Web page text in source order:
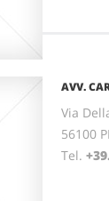
AVV.
Via
56100
Tel.